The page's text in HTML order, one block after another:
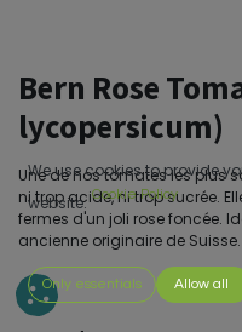
Bern Rose
lycopersicum)
Une de nos tomates les plus
ni trop acide, ni trop sucrée.
fermes d'un joli rose foncée.
ancienne originaire de Suisse.
We use cookies to provide
website. Cookie Policy
Only essentials Allow all